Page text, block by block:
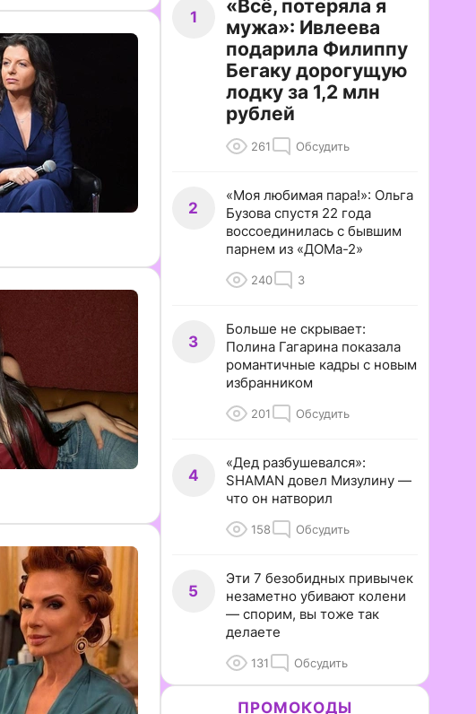
1
«Всё, потеряла я
мужа»: Ивлеева
подарила Филиппу
Бегаку дорогущую
лодку за 1,2 млн
рублей
261 Обсудить
2
«Моя любимая пара!»: Ольга
Бузова спустя 22 года
воссоединилась с бывшим
парнем из «ДОМа-2»
240 3
3
Больше не скрывает:
Полина Гагарина показала
романтичные кадры с новым
избранником
201 Обсудить
4
«Дед разбушевался»:
SHAMAN довел Мизулину —
что он натворил
158 Обсудить
5
Эти 7 безобидных привычек
незаметно убивают колени
— спорим, вы тоже так
делаете
131 Обсудить
ПРОМОКОДЫ